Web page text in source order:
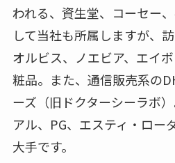
われる、資生堂、コーセー
して当社も所属しますが、
オルビス、ノエビア、エイ
粧品。また、通信販売系の
ーズ（旧ドクターシーラボ
アル、PG、エスティ・ロー
大手です。